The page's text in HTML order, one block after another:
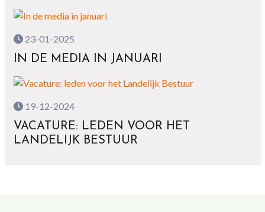
23-01-2025
IN DE MEDIA IN JANUARI
19-12-2024
VACATURE: LEDEN VOOR HET
LANDELIJK BESTUUR